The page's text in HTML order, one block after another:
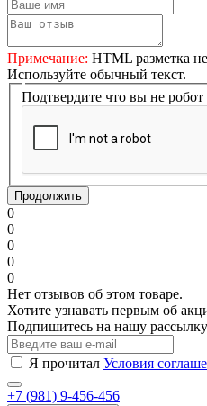
Примечание: HTML разметка
Используйте обычный текст.
Подтвердите что вы не робот
Продолжить
0
0
0
0
0
Нет отзывов об этом товаре.
Хотите узнавать первым об
Подпишитесь на нашу
Я прочитал Условия
+7 (981) 9-456-456